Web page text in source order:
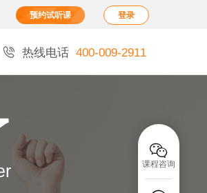
预约试听课 登录
 热线电话 400-009-2911

课程咨询